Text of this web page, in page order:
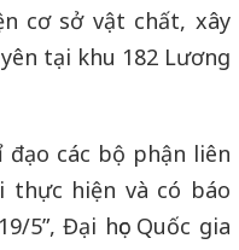
cơ sở vật chất, xây
tại khu 182 Lương
các bộ phận liên
thực hiện và có báo
5”, Đại học Quốc gia